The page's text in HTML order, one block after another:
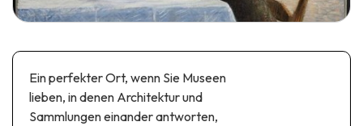
Geschichte
Automobil- & Eisenbahnerbe
Abenteuerparks
Unterhaltungs-& Aqua-Parks
GUIDE DOWNLOADEN
Ein perfekter Ort, wenn Sie Museen
lieben, in denen Architektur und
Sammlungen einander antworten,